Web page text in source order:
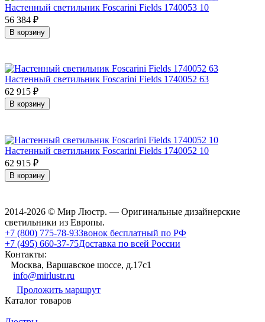
Настенный светильник Foscarini Fields 1740053 10
56 384 ₽
В корзину
Настенный светильник Foscarini Fields 1740052 63
62 915 ₽
В корзину
Настенный светильник Foscarini Fields 1740052 10
62 915 ₽
В корзину
2014-2026 © Мир Люстр. — Оригинальные дизайнерские
светильники из Европы.
+7 (800) 775-78-93Звонок бесплатный по РФ
+7 (495) 660-37-75Доставка по всей России
Контакты:
Москва, Варшавское шоссе, д.17c1
info@mirlustr.ru
Проложить маршрут
Каталог товаров